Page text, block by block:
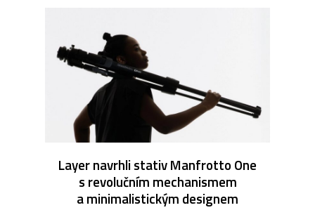
Layer navrhli stativ Manfrotto One
s revolučním mechanismem
a minimalistickým designem